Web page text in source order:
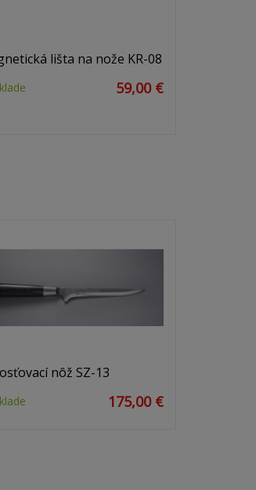
lišta na nože KR-08
59,00 €
nôž SZ-13
175,00 €